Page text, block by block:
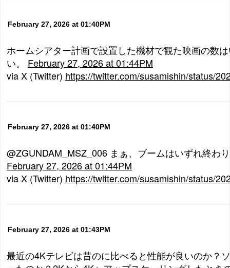
February 27, 2026 at 01:40PM
ホームシアター計画で設置した機材で観た映画の数
い。 February 27, 2026 at 01:44PM
via X (Twitter) https://twitter.com/susamishin/status/
February 27, 2026 at 01:40PM
@ZGUNDAM_MSZ_006 まぁ、ブームはいずれ終わ
February 27, 2026 at 01:44PM
via X (Twitter) https://twitter.com/susamishin/status/
February 27, 2026 at 01:43PM
最近の4Kテレビは昔のに比べると性能が良いのか？